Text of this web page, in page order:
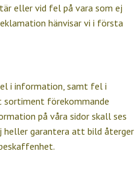
eller vid fel på vara som ej
hänvisar vi i första
i information, samt fel i
sortiment förekommande
på våra sidor skall ses
heller garantera att bild återger